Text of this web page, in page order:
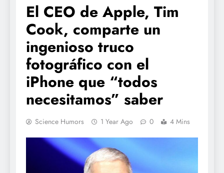
El CEO de Apple, Tim
Cook, comparte un
ingenioso truco
fotográfico con el
iPhone que “todos
necesitamos” saber
Science Humors 1 Year Ago 0 4 Mins